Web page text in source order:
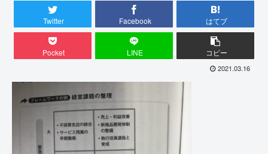
Twitter Facebook はてブ
Pocket LINE コピー
2021.03.16